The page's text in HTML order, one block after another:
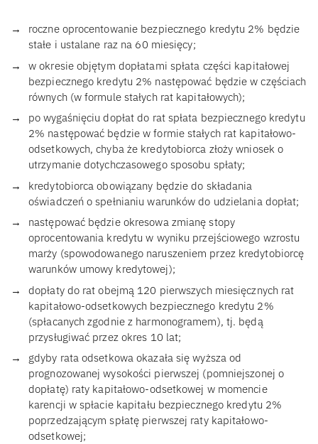
roczne oprocentowanie bezpiecznego kredytu 2% będzie
stałe i ustalane raz na 60 miesięcy;
w okresie objętym dopłatami spłata części kapitałowej
bezpiecznego kredytu 2% następować będzie w częściach
równych (w formule stałych rat kapitałowych);
po wygaśnięciu dopłat do rat spłata bezpiecznego kredytu
2% następować będzie w formie stałych rat kapitałowo-
odsetkowych, chyba że kredytobiorca złoży wniosek o
utrzymanie dotychczasowego sposobu spłaty;
kredytobiorca obowiązany będzie do składania
oświadczeń o spełnianiu warunków do udzielania dopłat;
następować będzie okresowa zmianę stopy
oprocentowania kredytu w wyniku przejściowego wzrostu
marży (spowodowanego naruszeniem przez kredytobiorcę
warunków umowy kredytowej);
dopłaty do rat obejmą 120 pierwszych miesięcznych rat
kapitałowo-odsetkowych bezpiecznego kredytu 2%
(spłacanych zgodnie z harmonogramem), tj. będą
przysługiwać przez okres 10 lat;
gdyby rata odsetkowa okazała się wyższa od
prognozowanej wysokości pierwszej (pomniejszonej o
dopłatę) raty kapitałowo-odsetkowej w momencie
karencji w spłacie kapitału bezpiecznego kredytu 2%
poprzedzającym spłatę pierwszej raty kapitałowo-
odsetkowej;